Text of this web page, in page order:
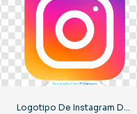
Logotipo De Instagram Degradado Redondeado